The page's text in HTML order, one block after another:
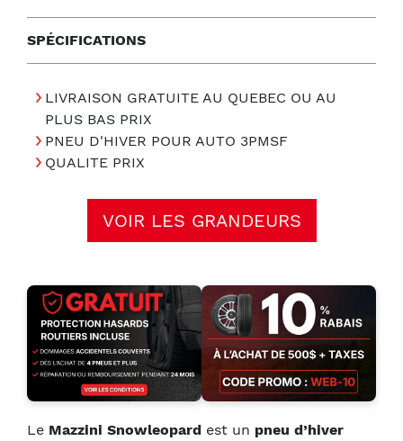
SPÉCIFICATIONS
LIVRAISON GRATUITE AU QUEBEC OU AU
PLUS BAS PRIX
PNEU D'HIVER POUR AUTO 3PMSF
QUALITE PRIX
VOIR LES GRANDEURS
Le Mazzini Snowleopard est un pneu d’hiver